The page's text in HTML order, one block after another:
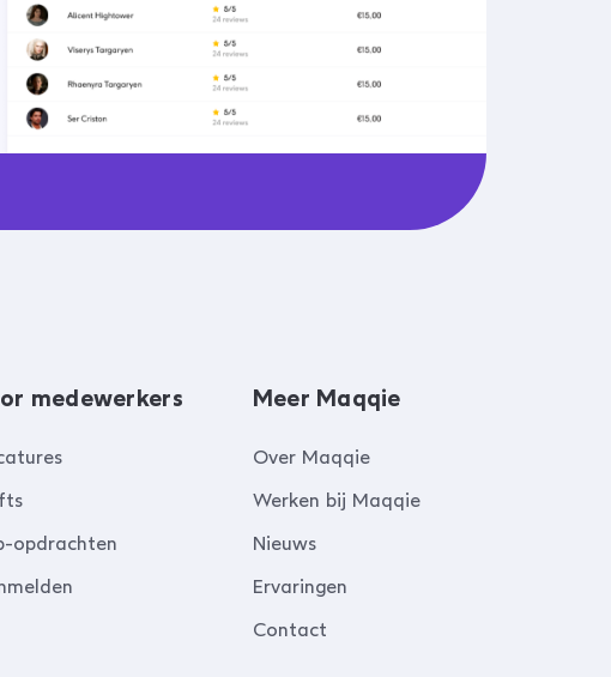
medewerkers
opdrachten
Meer Maqqie
Over Maqqie
Werken bij Maqqie
Nieuws
Ervaringen
Contact